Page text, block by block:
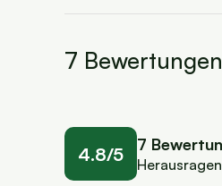
7 Bewertungen
4.8/5 7